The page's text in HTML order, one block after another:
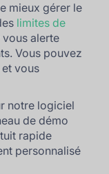
mieux gérer le
limites de
vous alerte
Vous pouvez
vous
notre logiciel
de démo
rapide
personnalisé